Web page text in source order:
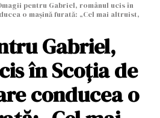
pentru Gabriel, românul ucis în
o mașină furată: „Cel mai altruist,
Gabriel,
în Scoția de
conducea o